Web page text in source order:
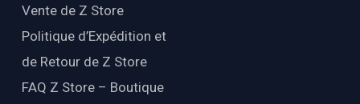
Vente de Z Store
Politique d’Expédition et
de Retour de Z Store
FAQ Z Store – Boutique